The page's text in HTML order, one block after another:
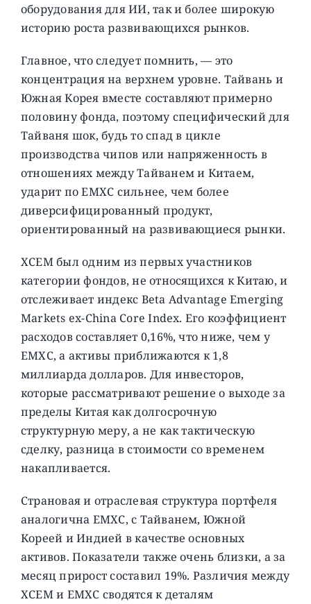
оборудования для ИИ, так и более широкую
историю роста развивающихся рынков.
Главное, что следует помнить, — это
концентрация на верхнем уровне. Тайвань и
Южная Корея вместе составляют примерно
половину фонда, поэтому специфический для
Тайваня шок, будь то спад в цикле
производства чипов или напряженность в
отношениях между Тайванем и Китаем,
ударит по EMXC сильнее, чем более
диверсифицированный продукт,
ориентированный на развивающиеся рынки.
XCEM был одним из первых участников
категории фондов, не относящихся к Китаю, и
отслеживает индекс Beta Advantage Emerging
Markets ex-China Core Index. Его коэффициент
расходов составляет 0,16%, что ниже, чем у
EMXC, а активы приближаются к 1,8
миллиарда долларов. Для инвесторов,
которые рассматривают решение о выходе за
пределы Китая как долгосрочную
структурную меру, а не как тактическую
сделку, разница в стоимости со временем
накапливается.
Страновая и отраслевая структура портфеля
аналогична EMXC, с Тайванем, Южной
Кореей и Индией в качестве основных
активов. Показатели также очень близки, а за
месяц прирост составил 19%. Различия между
XCEM и EMXC сводятся к деталям